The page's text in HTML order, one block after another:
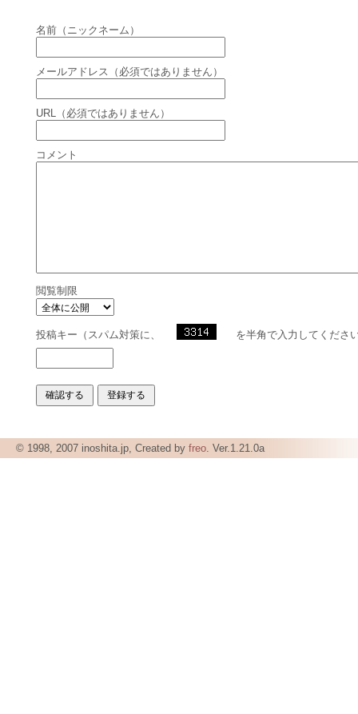
名前（ニックネーム）
メールアドレス（必須ではありません）
URL（必須ではありません）
コメント
閲覧制限
投稿キー（スパム対策に、 を半角で入力してくださ
© 1998, 2007 inoshita.jp, Created by freo. Ver.1.21.0a